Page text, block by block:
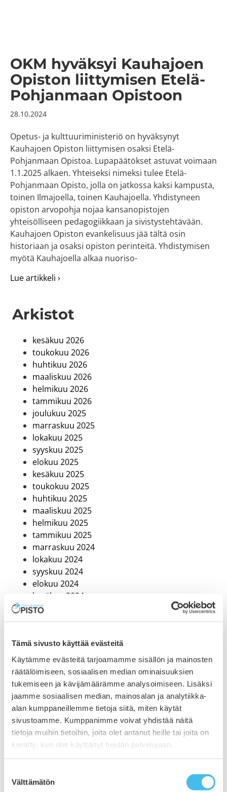
Tämä sivusto käyttää evästeitä
Käytämme evästeitä tarjoamamme sisällön ja mainosten
räätälöimiseen, sosiaalisen median ominaisuuksien
tukemiseen ja kävijämäärämme analysoimiseen. Lisäksi
jaamme sosiaalisen median, mainosalan ja analytiikka-
alan kumppaneillemme tietoja siitä, miten käytät
sivustoamme. Kumppanimme voivat yhdistää näitä
tietoja muihin tietoihin, joita olet antanut heille tai joita on
kerätty, kun olet käyttänyt heidän palvelujaan.
valinta
Välttämätön
Arkistot
kesäkuu 2026
toukokuu 2026
huhtikuu 2026
maaliskuu 2026
helmikuu 2026
tammikuu 2026
joulukuu 2025
marraskuu 2025
lokakuu 2025
syyskuu 2025
elokuu 2025
kesäkuu 2025
toukokuu 2025
huhtikuu 2025
maaliskuu 2025
helmikuu 2025
tammikuu 2025
marraskuu 2024
lokakuu 2024
syyskuu 2024
elokuu 2024
kesäkuu 2024
toukokuu 2024
maaliskuu 2024
tammikuu 2024
joulukuu 2023
marraskuu 2023
lokakuu 2023
syyskuu 2023
elokuu 2023
heinäkuu 2023
kesäkuu 2023
toukokuu 2023
helmikuu 2023
OKM hyväksyi Kauhajoen
Opiston liittymisen Etelä-
Pohjanmaan Opistoon
28.10.2024
Opetus- ja kulttuuriministeriö on hyväksynyt
Kauhajoen Opiston liittymisen osaksi Etelä-
Pohjanmaan Opistoa. Lupapäätökset astuvat voimaan
1.1.2025 alkaen. Yhteiseksi nimeksi tulee Etelä-
Pohjanmaan Opisto, jolla on jatkossa kaksi kampusta,
toinen Ilmajoella, toinen Kauhajoella. Yhdistyneen
opiston arvopohja nojaa kansanopistojen
yhteisölliseen pedagogiikkaan ja sivistystehtävään.
Kauhajoen Opiston evankelisuus jää tältä osin
historiaan ja osaksi opiston perinteitä. Yhdistymisen
myötä Kauhajoella alkaa nuoriso-
Lue artikkeli ›